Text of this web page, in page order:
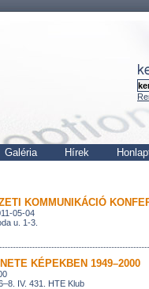
Hírek
Galéria
KOMMUNIKÁCIÓ
05-04
u. 1-3.
KÉPEKBEN 1949–2000
IV. 431. HTE Klub